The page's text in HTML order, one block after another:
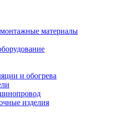
материалы
и обогрева
изделия